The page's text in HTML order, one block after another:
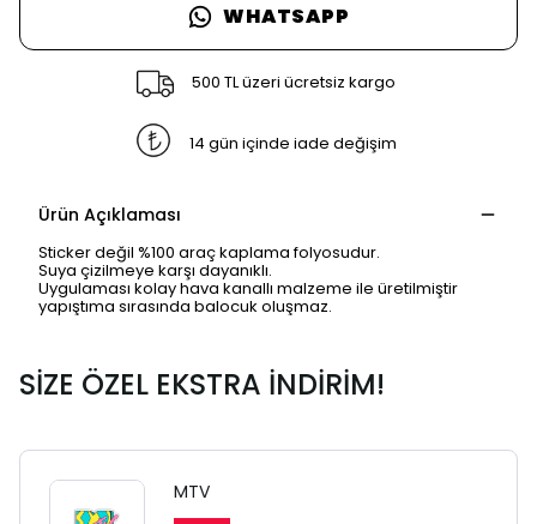
WHATSAPP
500 TL üzeri ücretsiz kargo
14 gün içinde iade değişim
Ürün Açıklaması
Sticker değil %100 araç kaplama folyosudur.
Suya çizilmeye karşı dayanıklı.
Uygulaması kolay hava kanallı malzeme ile üretilmiştir
yapıştıma sırasında balocuk oluşmaz.
SİZE ÖZEL EKSTRA İNDİRİM!
MTV